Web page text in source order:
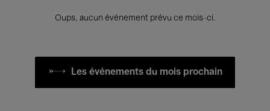
Oups, aucun événement prévu ce mois-ci.
Les événements du mois prochain